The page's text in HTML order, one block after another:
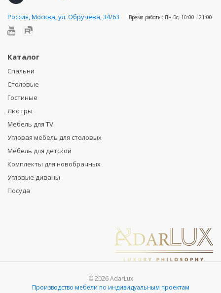
Россия,Москва, ул. Обручева, 34/63 Время работы: Пн-Вс, 10:00 - 21:00
Каталог
Спальни
Столовые
Гостиные
Люстры
Мебель для TV
Угловая мебель для столовых
Мебель для детской
Комплекты для новобрачных
Угловые диваны
Посуда
© 2026 AdarLux
Производство мебели по индивидуальным проектам